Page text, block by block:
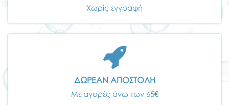
Χωρίς εγγραφή
ΔΩΡΕΑΝ ΑΠΟΣΤΟΛΗ
Με αγορές άνω των 65€